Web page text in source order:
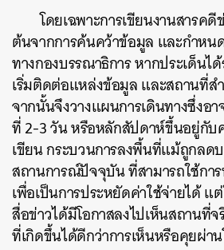
โดยเฉพาะการเขียนงานสารค
ต้นจากการค้นคว้าข้อมูล และกำหน
ทางกองบรรณาธิการ หากประเด็นไ
เริ่มติดต่อแหล่งข้อมูล และสถานที่
จากนั้นจึงวางแผนการเดินทางซึ่งอา
ที่ 2-3 วัน หรือหลักสัปดาห์ขึ้นอยู่กับ
เขียน กระบวนการลงพื้นที่แม้ถูกลด
สถานการณ์ปัจจุบัน ที่สามารถใช้กา
เพื่อเป็นการประหยัดค่าใช้จ่ายได้
สื่อข่าวได้มีโอกาสลงไปเห็นสถานที่จ
ที่เกิดขึ้นได้ดีกว่าการเห็นหรือคุยผ่า